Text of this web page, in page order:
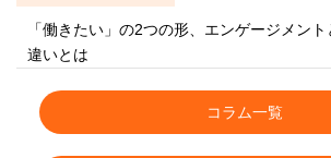
「働きたい」の2つの形、エンゲージメン
違いとは
コラム一覧